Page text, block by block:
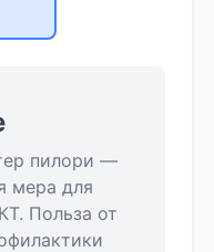
пилори —
мера для
Польза от